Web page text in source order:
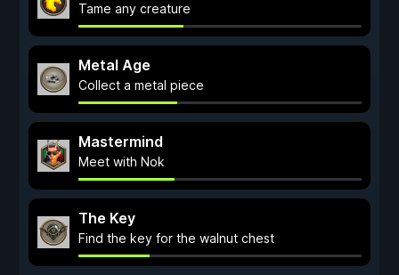
Tame any creature
Metal Age
Collect a metal piece
Mastermind
Meet with Nok
The Key
Find the key for the walnut chest